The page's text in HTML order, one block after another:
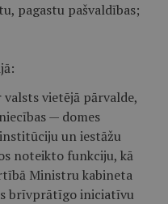
pagastu pašvaldības;
vietējā pārvalde,
— domes
un iestāžu
noteikto funkciju, kā
Ministru kabineta
brīvprātīgo iniciatīvu